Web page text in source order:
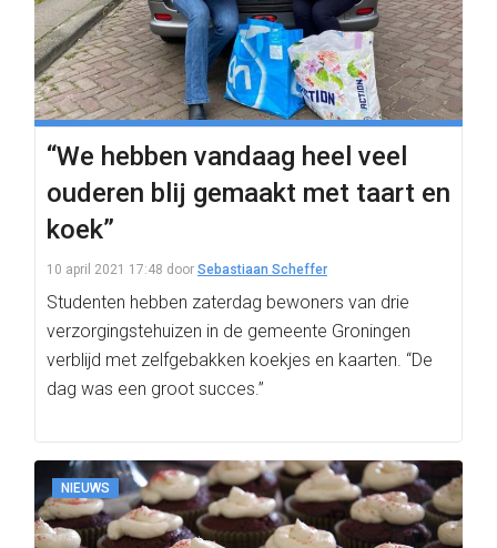
“We hebben vandaag heel veel
ouderen blij gemaakt met taart en
koek”
10 april 2021 17:48 door Sebastiaan Scheffer
Studenten hebben zaterdag bewoners van drie
verzorgingstehuizen in de gemeente Groningen
verblijd met zelfgebakken koekjes en kaarten. “De
dag was een groot succes.”
NIEUWS